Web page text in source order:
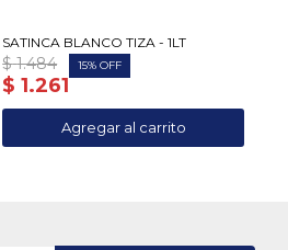
SATINCA BLANCO TIZA - 1LT
$ 1.261
$ 1.484 15